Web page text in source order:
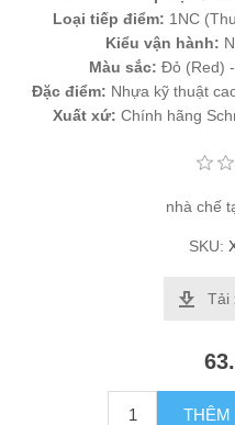
Loại tiếp điểm: 1NC
Kiểu vận hành:
Màu sắc: Đỏ (Red)
Đặc điểm: Nhựa kỹ thuật
Xuất xứ: Chính hãng
nhà chế
SKU:
Tải
THÊM